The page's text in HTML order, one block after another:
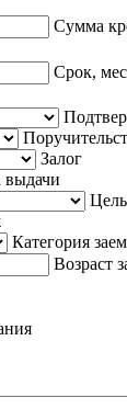
Сумма
Срок,
Залог
Цель
Категория
Возраст